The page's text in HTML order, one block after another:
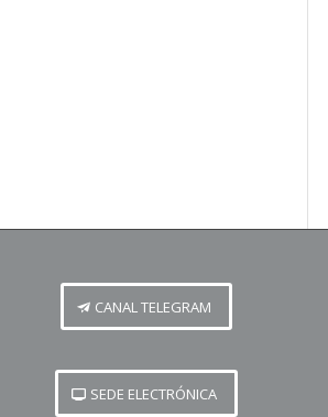
CANAL TELEGRAM
SEDE ELECTRÓNICA